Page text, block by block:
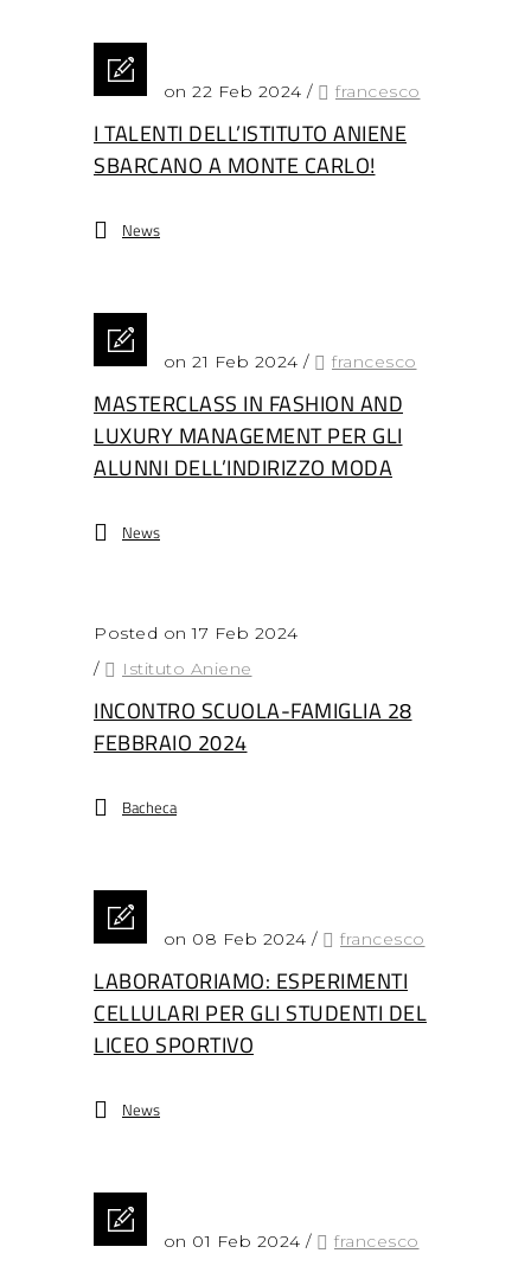
Posted on 22 Feb 2024 / francesco
I TALENTI DELL’ISTITUTO ANIENE
SBARCANO A MONTE CARLO!
News
Posted on 21 Feb 2024 / francesco
MASTERCLASS IN FASHION AND
LUXURY MANAGEMENT PER GLI
ALUNNI DELL’INDIRIZZO MODA
News
Posted on 17 Feb 2024
/
Istituto Aniene
INCONTRO SCUOLA-FAMIGLIA 28
FEBBRAIO 2024
Bacheca
Posted on 08 Feb 2024 / francesco
LABORATORIAMO: ESPERIMENTI
CELLULARI PER GLI STUDENTI DEL
LICEO SPORTIVO
News
Posted on 01 Feb 2024 / francesco